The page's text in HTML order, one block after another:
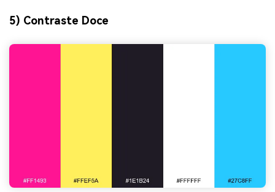
5) Contraste Doce